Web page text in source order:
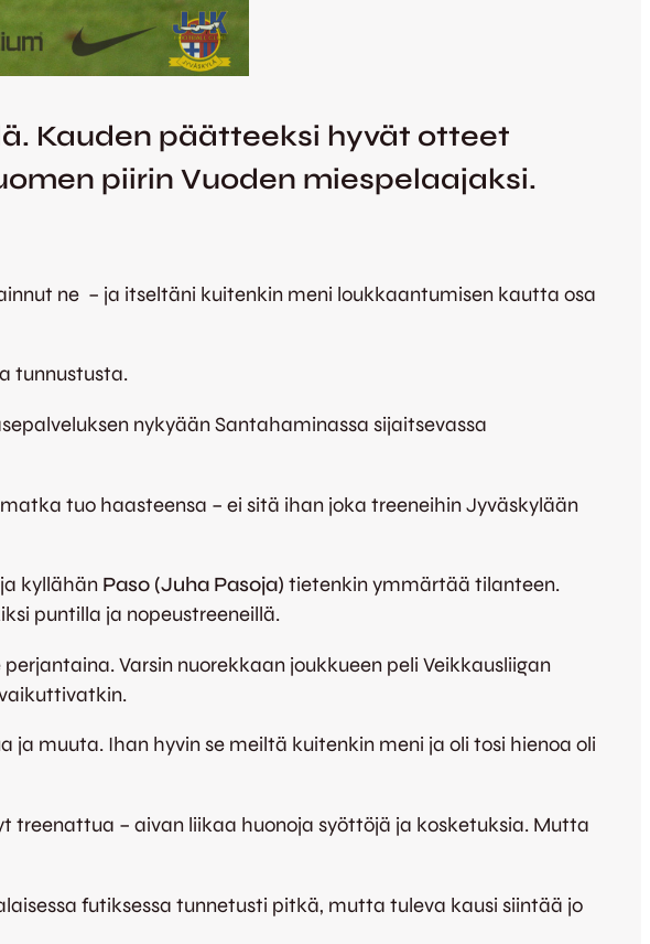
Kauden päätteeksi hyvät otteet
piirin Vuoden miespelaajaksi.
ne – ja itseltäni kuitenkin meni loukkaantumisen kautta osa
tunnustusta.
nykyään Santahaminassa sijaitsevassa
tuo haasteensa – ei sitä ihan joka treeneihin Jyväskylään
kyllähän Paso (Juha Pasoja) tietenkin ymmärtää tilanteen.
puntilla ja nopeustreeneillä.
Varsin nuorekkaan joukkueen peli Veikkausliigan
ja muuta. Ihan hyvin se meiltä kuitenkin meni ja oli tosi hienoa oli
treenattua – aivan liikaa huonoja syöttöjä ja kosketuksia. Mutta
futiksessa tunnetusti pitkä, mutta tuleva kausi siintää jo